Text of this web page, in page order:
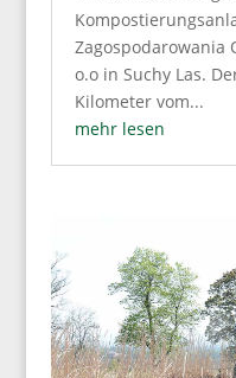
Zagospodarowania
o.o in Suchy Las.
Kilometer vom...
mehr lesen